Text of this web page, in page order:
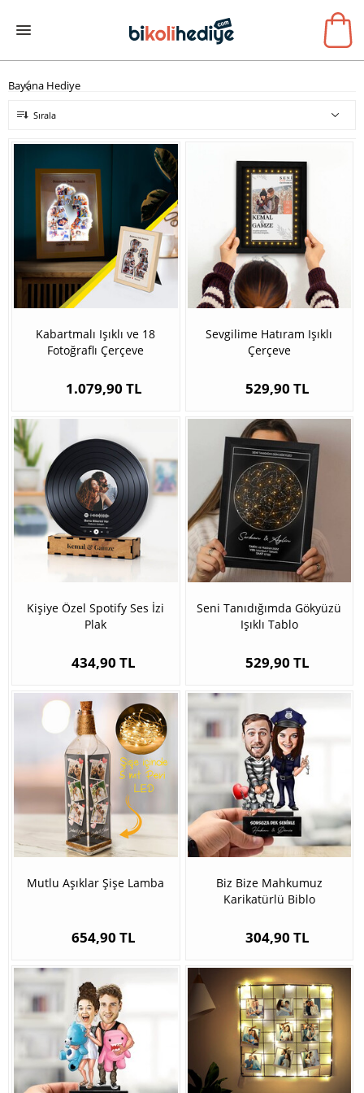
Bayana Hediye
Sırala
Kabartmalı Işıklı ve 18
Fotoğraflı Çerçeve
1.079,90 TL
Sevgilime Hatıram Işıklı
Çerçeve
529,90 TL
Kişiye Özel Spotify Ses İzi
Plak
434,90 TL
Seni Tanıdığımda Gökyüzü
Işıklı Tablo
529,90 TL
Mutlu Aşıklar Şişe Lamba
654,90 TL
Biz Bize Mahkumuz
Karikatürlü Biblo
304,90 TL